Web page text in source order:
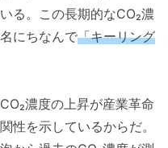
る。この長期的なCO₂濃
にちなんで「キーリング
濃度の上昇が産業革命
性を示しているからだ。